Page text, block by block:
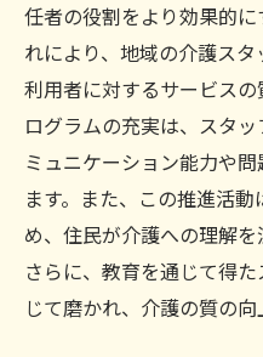
任者の役割をより効果的
れにより、地域の介護スタ
利用者に対するサービス
ログラムの充実は、スタ
ミュニケーション能力や
ます。また、この推進活
め、住民が介護への理解を
さらに、教育を通じて得
じて磨かれ、介護の質の向